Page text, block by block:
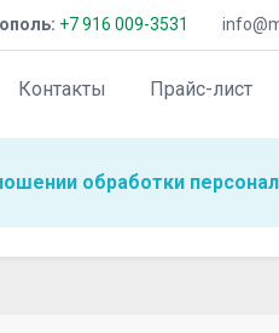
+7 916 009-3531
Контакты Прайс-лист
обработки